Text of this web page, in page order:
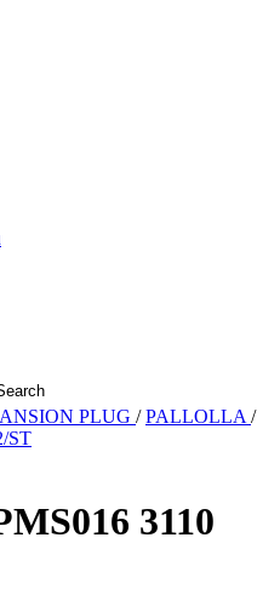
PLUG /PALLOLLA /
ST
3110